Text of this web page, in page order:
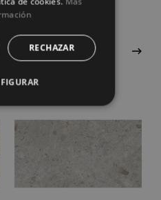
Ambrosia Concept
Ice Digital Soft
RECHAZAR